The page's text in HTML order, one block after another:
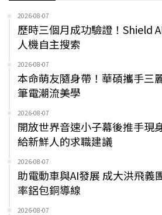
2026-08-07
歷時三個月成功驗證！Shield
人機自主搜索
2026-08-07
本命萌友隨身帶！華碩攜手三
筆電潮流美學
2026-08-07
開放世界音速小子幕後推手現
給新鮮人的求職建議
2026-08-07
助電動車與AI發展 成大洪飛義
率鋁包銅導線
2026-08-07